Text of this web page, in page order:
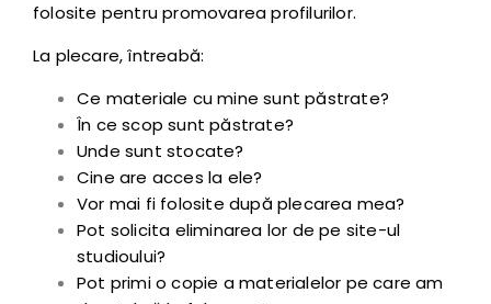
folosite pentru promovarea profilurilor.
La plecare, întreabă:
Ce materiale cu mine sunt păstrate?
În ce scop sunt păstrate?
Unde sunt stocate?
Cine are acces la ele?
Vor mai fi folosite după plecarea mea?
Pot solicita eliminarea lor de pe site-ul
studioului?
Pot primi o copie a materialelor pe care am